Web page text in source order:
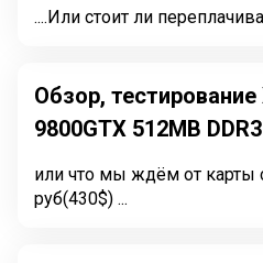
Обзор,
9800GTX 512MB DDR3
или что мы ждём от карты
руб(430$) ...